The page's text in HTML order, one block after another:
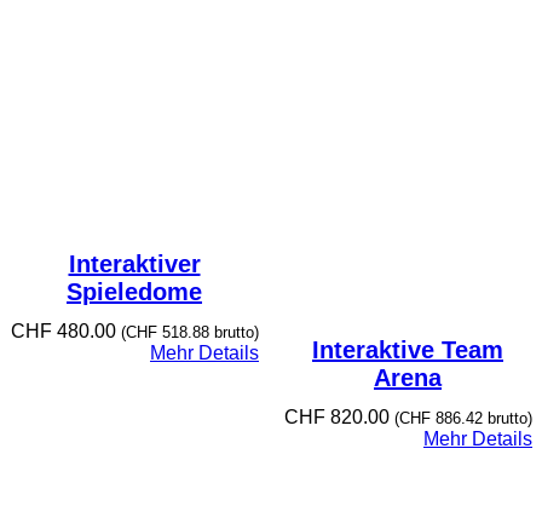
Interaktiver
Spieledome
CHF480.00 (CHF518.88brutto)
Mehr Details
Interaktive Team
Arena
CHF820.00 (CHF886.42brutto)
Mehr Details